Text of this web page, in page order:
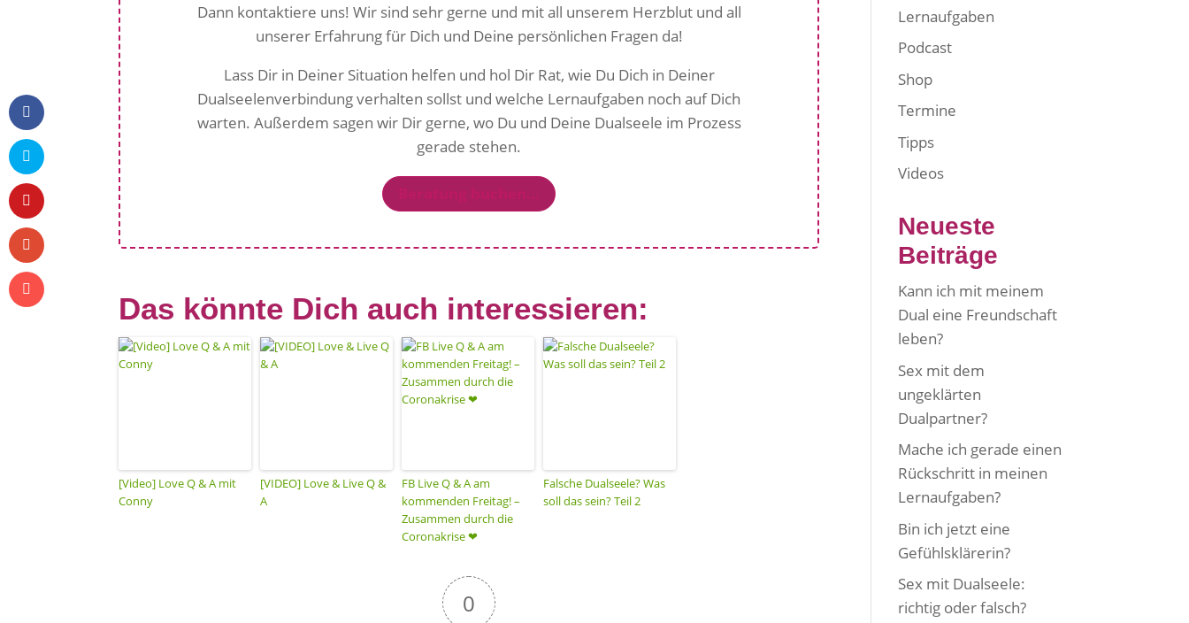
Dann kontaktiere uns! Wir sind sehr gerne und mit all unserem Herzblut und all
unserer Erfahrung für Dich und Deine persönlichen Fragen da!
Lass Dir in Deiner Situation helfen und hol Dir Rat, wie Du Dich in Deiner
Dualseelenverbindung verhalten sollst und welche Lernaufgaben noch auf Dich
warten. Außerdem sagen wir Dir gerne, wo Du und Deine Dualseele im Prozess
gerade stehen.
Das könnte Dich auch interessieren:
[Video] Love Q & A mit
Conny
[VIDEO] Love & Live Q &
A
FB Live Q & A am
kommenden Freitag! –
Zusammen durch die
Coronakrise ❤
Falsche Dualseele? Was
soll das sein? Teil 2
0
Lernaufgaben
Podcast
Shop
Termine
Tipps
Videos
Neueste
Beiträge
Kann ich mit meinem
Dual eine Freundschaft
leben?
Sex mit dem
ungeklärten
Dualpartner?
Mache ich gerade einen
Rückschritt in meinen
Lernaufgaben?
Bin ich jetzt eine
Gefühlsklärerin?
Sex mit Dualseele:
richtig oder falsch?